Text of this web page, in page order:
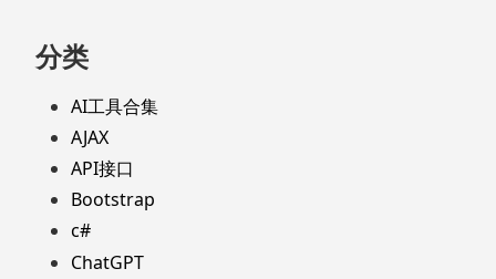
分类
AI工具合集
AJAX
API接口
Bootstrap
c#
ChatGPT